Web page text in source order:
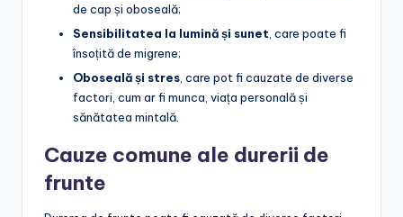
de cap și oboseală;
Sensibilitatea la lumină și sunet , care poate fi
însoțită de migrene;
Oboseală și stres , care pot fi cauzate de diverse
factori, cum ar fi munca, viața personală și
sănătatea mintală.
Cauze comune ale durerii de
frunte